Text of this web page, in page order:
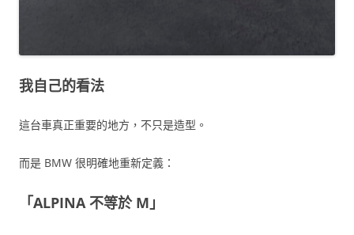
我自己的看法
這台車真正重要的地方，不只是造型。
而是 BMW 很明確地重新定義：
「ALPINA 不等於 M」